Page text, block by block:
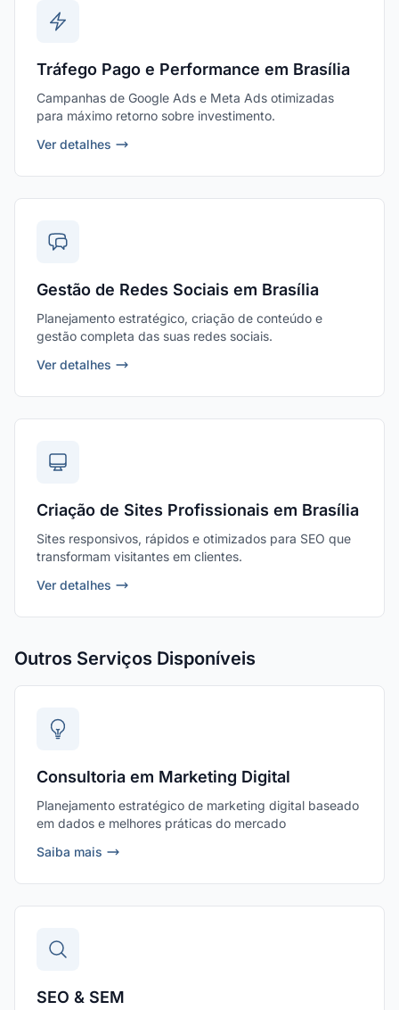
Tráfego Pago e Performance em Brasília
Campanhas de Google Ads e Meta Ads otimizadas
para máximo retorno sobre investimento.
Ver detalhes
Gestão de Redes Sociais em Brasília
Planejamento estratégico, criação de conteúdo e
gestão completa das suas redes sociais.
Ver detalhes
Criação de Sites Profissionais em Brasília
Sites responsivos, rápidos e otimizados para SEO que
transformam visitantes em clientes.
Ver detalhes
Outros Serviços Disponíveis
Consultoria em Marketing Digital
Planejamento estratégico de marketing digital baseado
em dados e melhores práticas do mercado
Saiba mais
SEO & SEM